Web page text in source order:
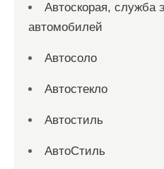
Автоскорая, служба
автомобилей
Автосоло
Автостекло
Автостиль
АвтоСтиль